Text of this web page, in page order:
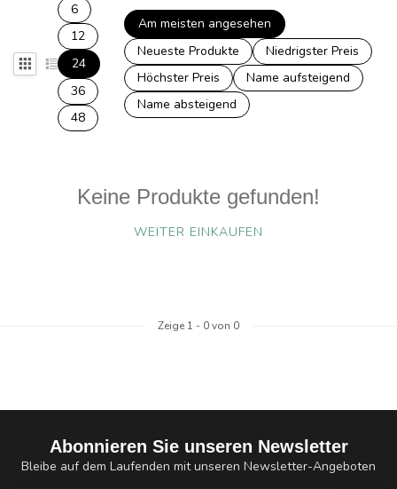
6
12
24
36
48
Am meisten angesehen
Neueste Produkte
Niedrigster Preis
Höchster Preis
Name aufsteigend
Name absteigend
Keine Produkte gefunden!
WEITER EINKAUFEN
Zeige 1 - 0von 0
Abonnieren Sie unseren Newsletter
Bleibe auf dem Laufenden mit unseren Newsletter-Angeboten